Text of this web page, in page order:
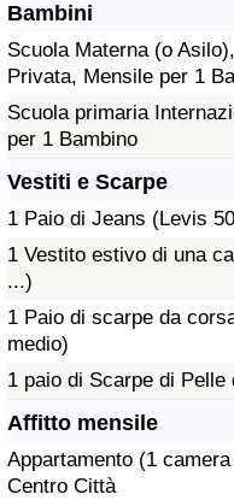
Bambini
Scuola Materna (o
Privata, Mensile per 1
Scuola primaria
per 1 Bambino
Vestiti e Scarpe
1 Paio di Jeans (Levis
1 Vestito estivo di una
...)
1 Paio di scarpe da
medio)
1 paio di Scarpe di Pelle
Affitto mensile
Appartamento (1
Centro Città